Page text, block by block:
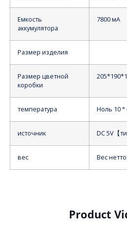
Емкость
аккумулятора
7800 мА
Размер изделия
Размер цветной
коробки
температура Ноль 10
источник DC5V【
вес Вес
Product